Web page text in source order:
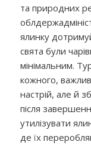
та природних
ялинку
свята були
мінімальним.
кожного,
настрій, але й
після
утилізувати
де їх